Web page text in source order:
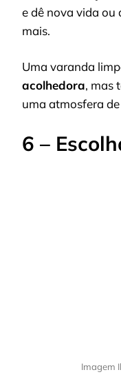
e dê nova vida ou
mais.
Uma varanda
acolhedora, mas
uma atmosfera
6 –
Imagem